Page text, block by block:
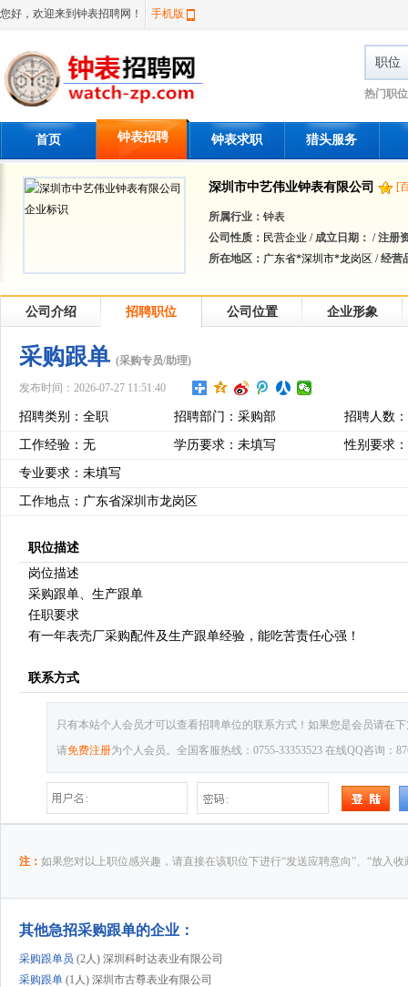
您好，欢迎来到钟表招聘网！ 手机版
职位
热门职
首页 钟表招聘 钟表求职 猎头服务
深圳市中艺伟业钟表有限公司 [
所属行业： 钟表
公司性质： 民营企业 /成立日期： /注册
所在地区： 广东省*深圳市*龙岗区 /经营
公司介绍 招聘职位 公司位置 企业形象
采购跟单 (采购专员/助理)
发布时间：2026-07-27 11:51:40
招聘类别：全职 招聘部门：采购部 招聘人数
工作经验：无 学历要求：未填写 性别要求
专业要求：未填写
工作地点：广东省深圳市龙岗区
职位描述
岗位描述
采购跟单、生产跟单
任职要求
有一年表壳厂采购配件及生产跟单经验，能吃苦责任心强！
联系方式
只有本站个人会员才可以查看招聘单位的联系方式！如果您是会员请在
请免费注册为个人会员。全国客服热线：0755-33353523 在线QQ咨询：
注： 如果您对以上职位感兴趣，请直接在该职位下进行“发送应聘意向”、“放入
其他急招采购跟单的企业：
采购跟单员 (2人) 深圳科时达表业有限公司
采购跟单 (1人) 深圳市古尊表业有限公司